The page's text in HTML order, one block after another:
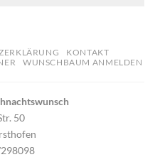
KONTAKT
WUNSCHBAUM ANMELDEN
50